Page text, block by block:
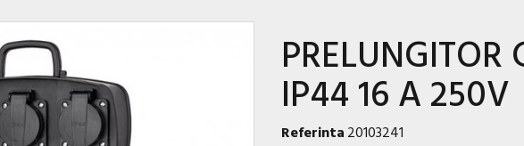
PRELUNGITOR
IP44 16 A 250V
Referinta20103241